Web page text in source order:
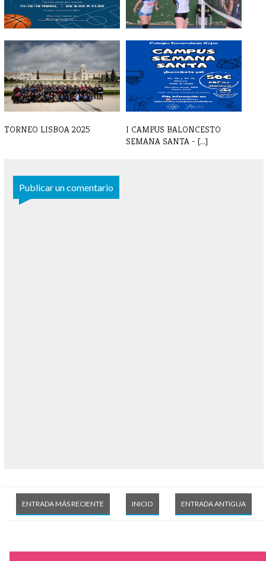
II CAMPUS BALONCESTO
SEMANA SANTA
GALERIA DE FOTOS DE
OCTUBRE 2024
TORNEO LISBOA 2025
I CAMPUS BALONCESTO
SEMANA SANTA - [...]
Publicar un comentario
ENTRADA MÁS RECIENTE ENTRADA ANTIGUA
INICIO